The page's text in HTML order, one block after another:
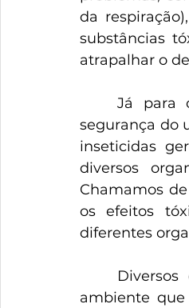
da
substâncias
atrapalhar o
	Já para o meio ambiente, é necessário avaliar os riscos e verificar a
segurança do
inseticidas
diversos
Chamamos
os efeitos
diferentes
ambiente